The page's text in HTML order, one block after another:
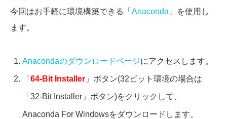
今回はお手軽に環境構築できる「 Anaconda 」を使用し
ます。
Anacondaのダウンロードページにアクセスします。
「 64-Bit Installer 」ボタン(32ビット環境の場合は
「32-Bit Installer」ボタン)をクリックして、
Anaconda For Windowsをダウンロードします。